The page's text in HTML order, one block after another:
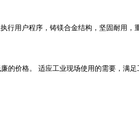
用户程序，铸镁合金结构，坚固耐用，
价格。 适应工业现场使用的需要，满足